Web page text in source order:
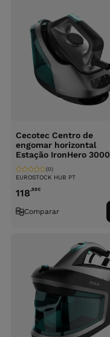
Cecotec Centro de
engomar horizontal
Estação IronHero 3000
EUROSTOCK HUB PT
(0)
118,88€
Comparar